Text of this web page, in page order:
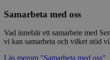
Samarbeta med oss
Vad innebär ett samarbete med
vi kan samarbeta och vilket stöd
Läs merom "Samarbeta med oss"